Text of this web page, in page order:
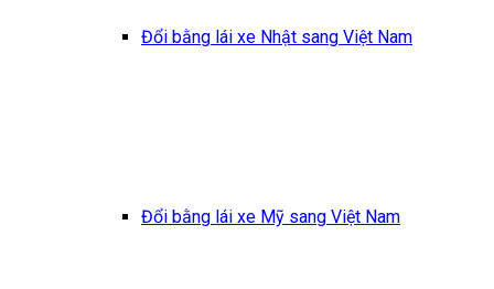
Đổi bằng lái xe Nhật sang Việt Nam
Đổi bằng lái xe Mỹ sang Việt Nam